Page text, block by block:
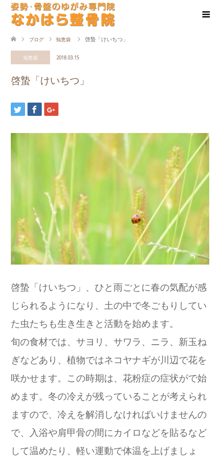
ブログ 知恵袋 啓蟄「けいちつ」
知恵袋 2018.03.15
啓蟄「けいちつ」
啓蟄「けいちつ」、ひと雨ごとに春の気配が感
じられるようになり、土の中で冬ごもりしてい
た虫たちも生き生きと活動を始めます。
旬の食材では、サヨリ、サワラ、ニラ、新玉ね
ぎなどあり、植物ではネコヤナギが川辺で花を
咲かせます。この時期は、花粉症の症状がで始
めます。冬の冷えが残っていることが考えられ
ますので、冷えを解消しなければいけませんの
で、入浴や肩甲骨の間にカイロなどを貼るなど
して温めたり、軽い運動で体温を上げましょ